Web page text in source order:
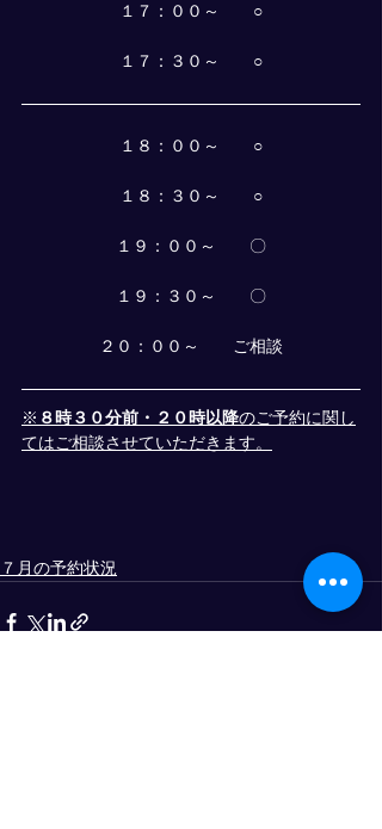
１７：００～　　○
１７：３０～　　○
１８：００～　　○
１８：３０～　　○
１９：００～　　〇
１９：３０～　　〇
２０：００～　　ご相談
※ ８時３０分前・２０時以降のご予約に関し
てはご相談させていただきます。
７月の予約状況